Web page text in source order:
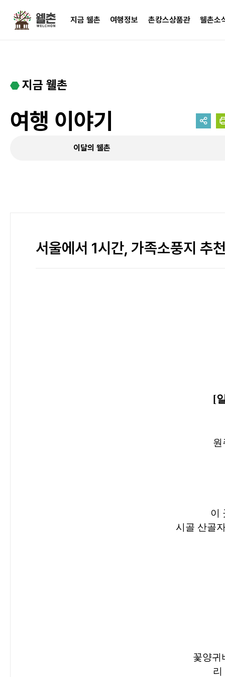
지금 웰촌 여행정보 촌캉스상품관 웰촌소
지금 웰촌
여행 이야기
이달의 웰촌
서울에서 1시간, 가족소풍지 추
[
원
이
시골 산골
꽃양귀
리